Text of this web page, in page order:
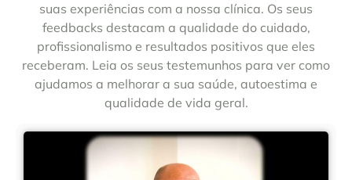
suas experiências com a nossa clínica. Os seus
feedbacks destacam a qualidade do cuidado,
profissionalismo e resultados positivos que eles
receberam. Leia os seus testemunhos para ver como
ajudamos a melhorar a sua saúde, autoestima e
qualidade de vida geral.